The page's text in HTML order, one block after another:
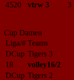
4520
vtrw 3 3
Cup Damen
Liga/# Teams
DCup Tigers 3
18
volley16/2
DCup Tigers 2